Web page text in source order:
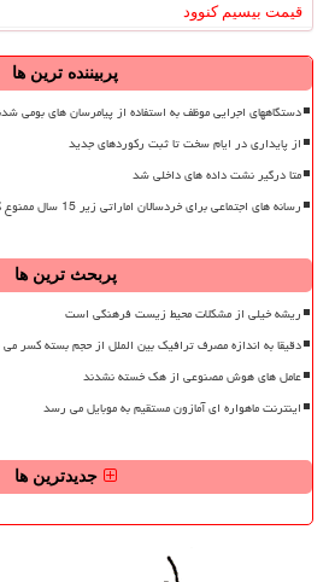
قیمت بیسیم کنوود
پربیننده ترین ها
دستگاههای اجرایی موظف به استفاده از پیامرسان های بومی
از پایداری در ایام سخت تا ثبت رکوردهای جدید
متا درگیر نشت داده های داخلی شد
رسانه های اجتماعی برای خردسالان اماراتی زیر 15 سال ممنوع گردید
پربحث ترین ها
ریشه خیلی از مشکلات محیط زیست فرهنگی است
دقیقا به اندازه مصرف ترافیک بین الملل از حجم بسته کسر
عامل های هوش مصنوعی از هک خسته نشدند
اینترنت ماهواره ای آمازون مستقیم به موبایل می رسد
جدیدترین ها